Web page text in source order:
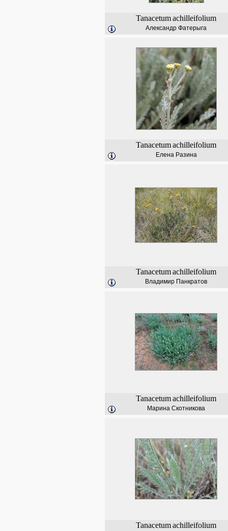
Tanacetumachilleifolium
Александр Фатерыга
Tanacetumachilleifolium
Елена Разина
Tanacetumachilleifolium
Владимир Панкратов
Tanacetumachilleifolium
Марина Скотникова
Tanacetumachilleifolium